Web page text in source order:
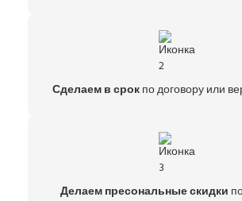
Сделаем в срокпо договору или
Делаем пресональные скидки